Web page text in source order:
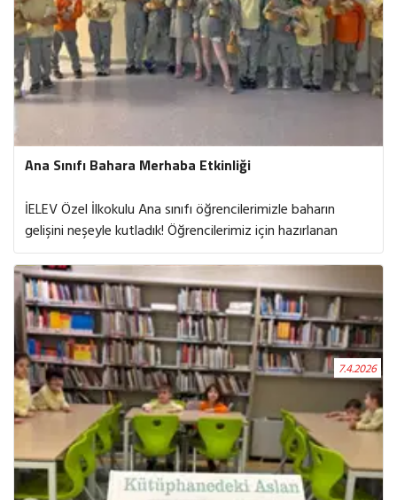
Ana Sınıfı Bahara Merhaba Etkinliği
İELEV Özel İlkokulu Ana sınıfı öğrencilerimizle baharın
gelişini neşeyle kutladık! Öğrencilerimiz için hazırlanan
sürpriz sepetlerin içinde Alman kültürüne ait leziz çörekler,
çikolatalar ve birbirinden güzel hediyeler vardı. Doğanın
uyanışını keşfederken paylaşmanın, birlikte sevinmenin ve
küçük sürprizlerin mutluluğunu hep birlikte yaşadık.
Renklerin, umutların ve yeni başlangıçların mevsimi olan
ilkbahara “merhaba” dedik!
7.4.2026